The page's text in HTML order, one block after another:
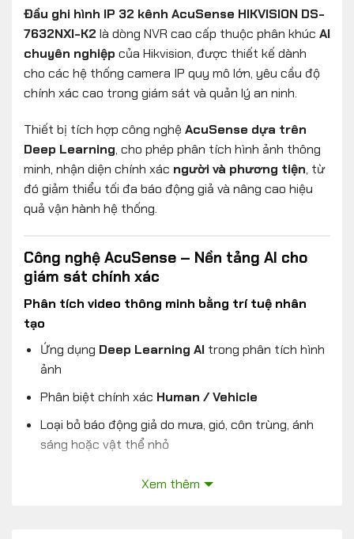
Đầu ghi hình IP 32 kênh AcuSense HIKVISION DS-
7632NXI-K2 là dòng NVR cao cấp thuộc phân khúc AI
chuyên nghiệp của Hikvision, được thiết kế dành
cho các hệ thống camera IP quy mô lớn, yêu cầu độ
chính xác cao trong giám sát và quản lý an ninh.
Thiết bị tích hợp công nghệ AcuSense dựa trên
Deep Learning, cho phép phân tích hình ảnh thông
minh, nhận diện chính xác người và phương tiện, từ
đó giảm thiểu tối đa báo động giả và nâng cao hiệu
quả vận hành hệ thống.
Công nghệ AcuSense – Nền tảng AI cho
giám sát chính xác
Phân tích video thông minh bằng trí tuệ nhân
tạo
Ứng dụng Deep Learning AItrong phân tích hình
ảnh
Phân biệt chính xác Human / Vehicle
Loại bỏ báo động giả do mưa, gió, côn trùng, ánh
sáng hoặc vật thể nhỏ
Tối ưu hiệu quả quản lý an ninh
Xem thêm